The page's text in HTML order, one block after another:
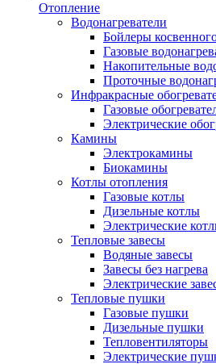
Отопление
Водонагреватели
Бойлеры
Газовые
Накопительные
Проточные
Инфракрасные
Газовые
Электрические
Камины
Электрокамины
Биокамины
Котлы отопления
Газовые котлы
Дизельные котлы
Электрические
Тепловые завесы
Водяные завесы
Завесы без нагрева
Электрические
Тепловые пушки
Газовые пушки
Дизельные пушки
Тепловентиляторы
Электрические